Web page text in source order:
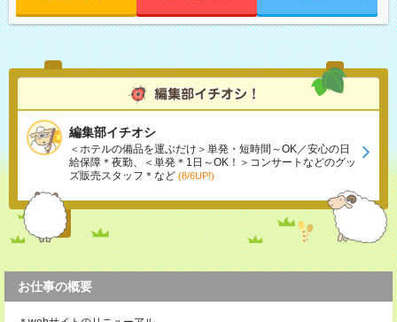
編集部イチオシ
＜ホテルの備品を運ぶだけ＞単発・短時間～OK／安心の日
給保障＊夜勤、＜単発＊1日～OK！＞コンサートなどのグッ
ズ販売スタッフ＊など (8/6UP!)
お仕事の概要